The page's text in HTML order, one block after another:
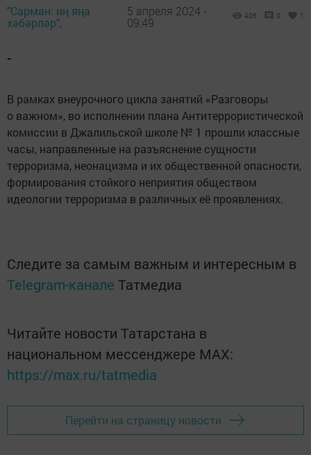
"Сарман: иң яңа
хәбәрләр",
5 апреля 2024 -
09:49
406 0 1
-
В рамках внеурочного цикла занятий «Разговоры
о важном», во исполнении плана Антитеррористической
комиссии в Джалильской школе № 1 прошли классные
часы, направленные на разъяснение сущности
терроризма, неонацизма и их общественной опасности,
формирования стойкого неприятия обществом
идеологии терроризма в различных её проявлениях.
Следите за самым важным и интересным в
Telegram-канале Татмедиа
Читайте новости Татарстана в
национальном мессенджере MАХ:
https://max.ru/tatmedia
Перейти на страницу новости